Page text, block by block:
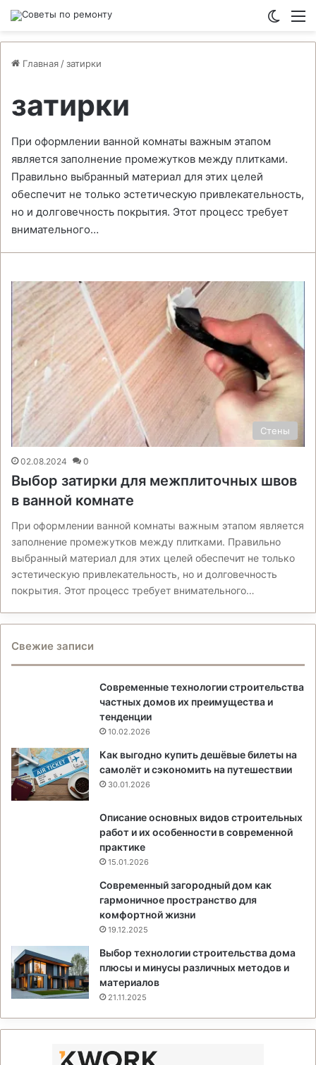
Главная /затирки
затирки
При оформлении ванной комнаты важным этапом
является заполнение промежутков между плитками.
Правильно выбранный материал для этих целей
обеспечит не только эстетическую привлекательность,
но и долговечность покрытия. Этот процесс требует
внимательного…
Стены
02.08.2024 0
Выбор затирки для межплиточных швов
в ванной комнате
При оформлении ванной комнаты важным этапом является
заполнение промежутков между плитками. Правильно
выбранный материал для этих целей обеспечит не только
эстетическую привлекательность, но и долговечность
покрытия. Этот процесс требует внимательного…
Свежие записи
Современные технологии строительства
частных домов их преимущества и
тенденции
10.02.2026
Как выгодно купить дешёвые билеты на
самолёт и сэкономить на путешествии
30.01.2026
Описание основных видов строительных
работ и их особенности в современной
практике
15.01.2026
Современный загородный дом как
гармоничное пространство для
комфортной жизни
19.12.2025
Выбор технологии строительства дома
плюсы и минусы различных методов и
материалов
21.11.2025